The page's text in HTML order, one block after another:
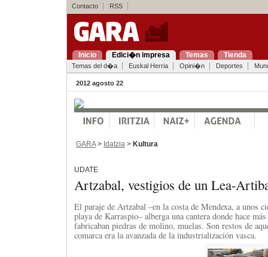
Contacto RSS
Inicio Edici�n impresa Temas Tienda
Temas del d�a Euskal Herria Opini�n Deportes
2012 agosto 22
GARA> Idatzia > Kultura
UDATE
Artzabal, vestigios de un Lea-
El paraje de Artzabal –en la costa de Mendexa, a unos
playa de Karraspio– alberga una cantera donde hace
fabricaban piedras de molino, muelas. Son restos de
comarca era la avanzada de la industrialización vasca.